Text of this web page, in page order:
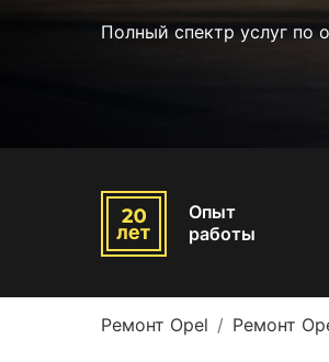
Полный спектр услуг по
Опыт
работы
Ремонт Opel Ремонт